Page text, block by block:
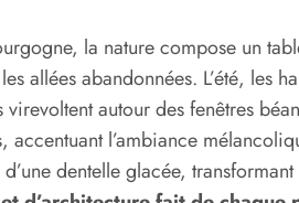
la nature compose un
allées abandonnées. L’été, les
autour des fenêtres
accentuant l’ambiance
dentelle glacée,